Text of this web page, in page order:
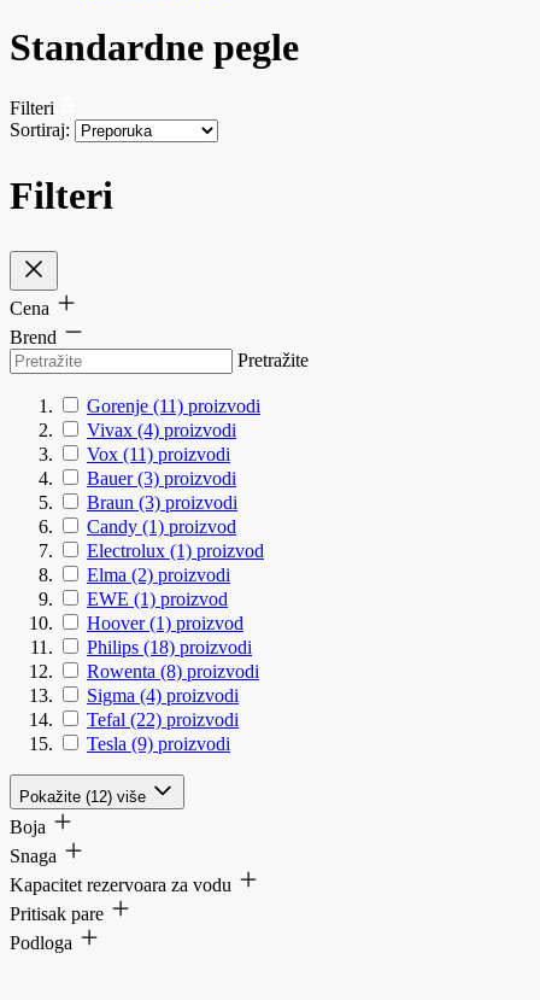
Standardne pegle
Filteri
Sortiraj:
Filteri
Cena
Brend
Pretražite
Gorenje (11) proizvodi
Vivax (4) proizvodi
Vox (11) proizvodi
Bauer (3) proizvodi
Braun (3) proizvodi
Candy (1) proizvod
Electrolux (1) proizvod
Elma (2) proizvodi
EWE (1) proizvod
Hoover (1) proizvod
Philips (18) proizvodi
Rowenta (8) proizvodi
Sigma (4) proizvodi
Tefal (22) proizvodi
Tesla (9) proizvodi
Pokažite (12) više
Boja
Snaga
Kapacitet rezervoara za vodu
Pritisak pare
Podloga